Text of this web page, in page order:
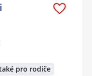
pro rodiče